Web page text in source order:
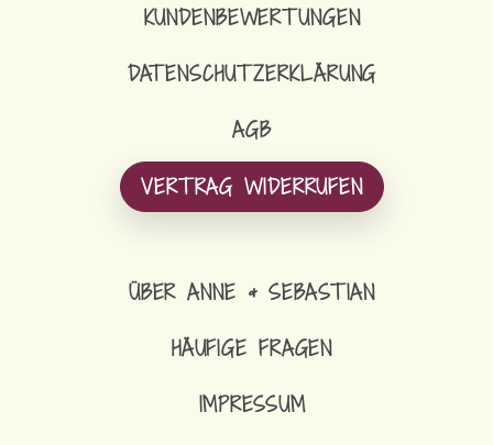
KUNDENBEWERTUNGEN
DATENSCHUTZERKLÄRUNG
AGB
VERTRAG WIDERRUFEN
ÜBER ANNE & SEBASTIAN
HÄUFIGE FRAGEN
IMPRESSUM